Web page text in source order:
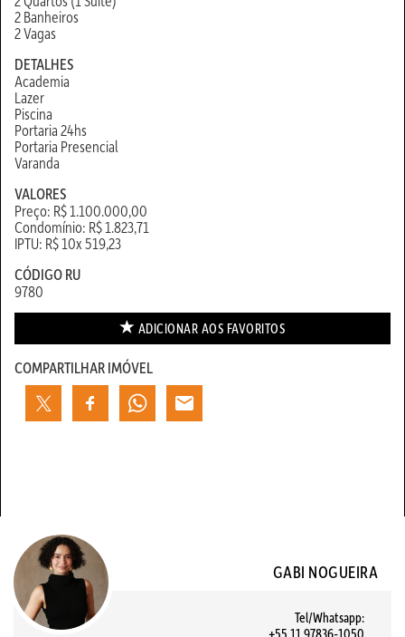
2 Banheiros
2 Vagas
DETALHES
Academia
Lazer
Piscina
Portaria 24hs
Portaria Presencial
Varanda
VALORES
Preço: R$ 1.100.000,00
Condomínio: R$ 1.823,71
IPTU: R$ 10x 519,23
CÓDIGO RU
9780
ADICIONAR AOS FAVORITOS
COMPARTILHAR IMÓVEL
GABI NOGUEIRA
Tel/Whatsapp:
+55 11 97836-1050